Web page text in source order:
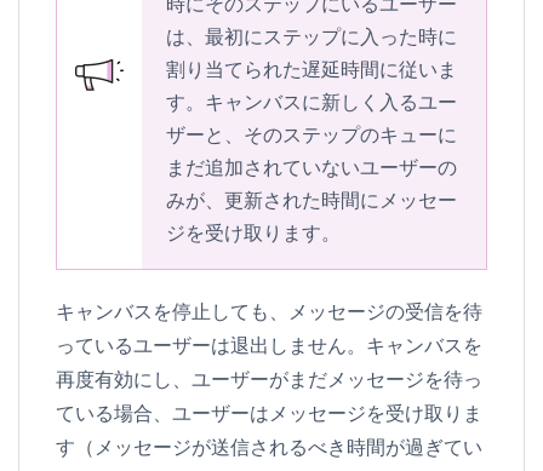
は、最初にステップに入った時に
割り当てられた遅延時間に従いま
す。キャンバスに新しく入るユー
ザーと、そのステップのキューに
まだ追加されていないユーザーの
みが、更新された時間にメッセー
ジを受け取ります。
キャンバスを停止しても、メッセージの受信を待
っているユーザーは退出しません。キャンバスを
再度有効にし、ユーザーがまだメッセージを待っ
ている場合、ユーザーはメッセージを受け取りま
す（メッセージが送信されるべき時間が過ぎてい